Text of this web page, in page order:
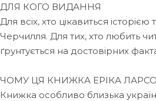
ДЛЯ КОГО ВИДАННЯ
Для всіх, хто цікавиться
Черчилля. Для тих, хто любить
ґрунтується на достовірних
ЧОМУ ЦЯ КНИЖКА ЕРІКА
Книжка особливо близька